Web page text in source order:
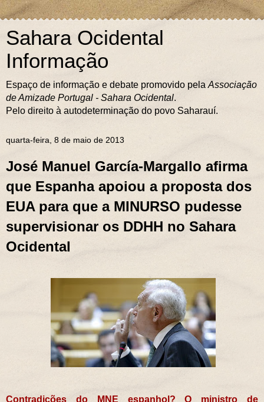
Sahara Ocidental
Informação
Espaço de informação e debate promovido pela Associação
de Amizade Portugal - Sahara Ocidental.
Pelo direito à autodeterminação do povo Saharauí.
quarta-feira, 8 de maio de 2013
José Manuel García-Margallo afirma
que Espanha apoiou a proposta dos
EUA para que a MINURSO pudesse
supervisionar os DDHH no Sahara
Ocidental
Contradições do MNE espanhol? O ministro de